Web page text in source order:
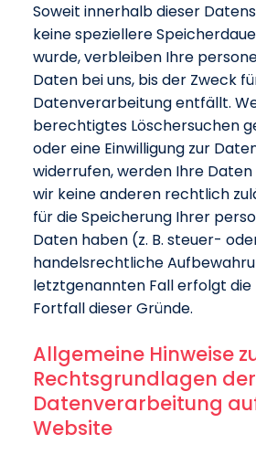
Soweit innerhalb dieser
keine speziellere
wurde, verbleiben Ihre
Daten bei uns, bis der Zweck
Datenverarbeitung entfällt.
berechtigtes Löschersuchen
oder eine Einwilligung zur
widerrufen, werden Ihre
wir keine anderen rechtlich
für die Speicherung Ihrer
Daten haben (z. B. steuer-
handelsrechtliche
letztgenannten Fall erfolgt die
Fortfall dieser Gründe.
Allgemeine Hinweise
Rechtsgrundlagen der
Datenverarbeitung
Website